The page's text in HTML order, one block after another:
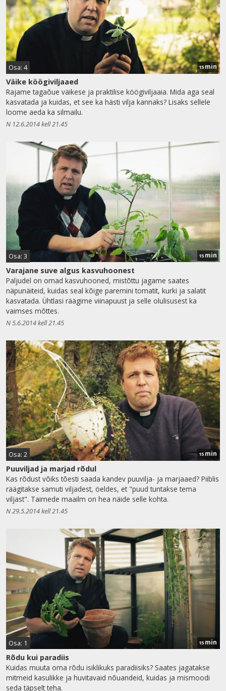
Osa: 4 15min
Väike köögiviljaaed
Rajame tagaõue väikese ja praktilise köögiviljaaia. Mida aga seal
kasvatada ja kuidas, et see ka hästi vilja kannaks? Lisaks sellele
loome aeda ka silmailu.
N 12.6.2014 kell 21.45
Osa: 3 15 min
Varajane suve algus kasvuhoonest
Paljudel on omad kasvuhooned, mistõttu jagame saates
näpunäiteid, kuidas seal kõige paremini tomatit, kurki ja salatit
kasvatada. Ühtlasi räägime viinapuust ja selle olulisusest ka
vaimses mõttes.
N 5.6.2014 kell 21.45
Osa: 2 15 min
Puuviljad ja marjad rõdul
Kas rõdust võiks tõesti saada kandev puuvilja- ja marjaaed? Piiblis
räägitakse samuti viljadest, öeldes, et "puud tuntakse tema
viljast". Taimede maailm on hea näide selle kohta.
N 29.5.2014 kell 21.45
Osa: 1 15 min
Rõdu kui paradiis
Kuidas muuta oma rõdu isiklikuks paradiisiks? Saates jagatakse
mitmeid kasulikke ja huvitavaid nõuandeid, kuidas ja mismoodi
seda täpselt teha.